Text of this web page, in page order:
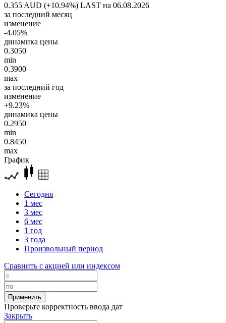
0.355 AUD (+10.94%) LAST на 06.08.2026
за последний месяц
изменение
-4.05%
динамика цены
0.3050
min
0.3900
max
за последний год
изменение
+9.23%
динамика цены
0.2950
min
0.8450
max
График
Сегодня
1 мес
3 мес
6 мес
1 год
3 года
Произвольный период
Сравнить с акцией или индексом
Проверьте корректность ввода дат
Закрыть